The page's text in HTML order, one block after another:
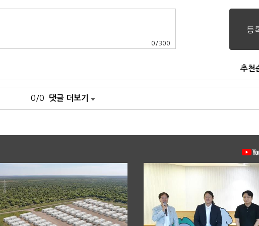
0 /300
추천
0/0 댓글 더보기